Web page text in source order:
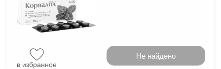
в избранное
Не найдено